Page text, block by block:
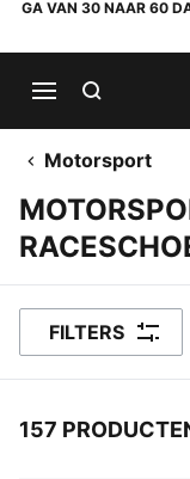
GA VAN 30 NAAR 60
Motorsport
FILTERS
157